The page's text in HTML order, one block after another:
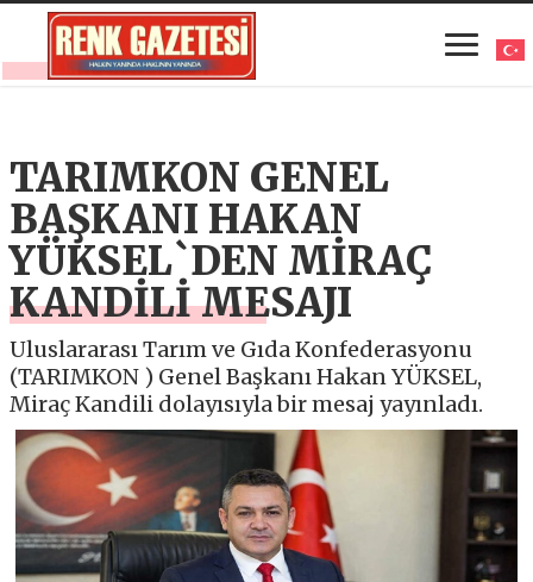
TARIMKON GENEL
BAŞKANI HAKAN
YÜKSEL`DEN MİRAÇ
KANDİLİ MESAJI
Uluslararası Tarım ve Gıda Konfederasyonu
(TARIMKON ) Genel Başkanı Hakan YÜKSEL,
Miraç Kandili dolayısıyla bir mesaj yayınladı.